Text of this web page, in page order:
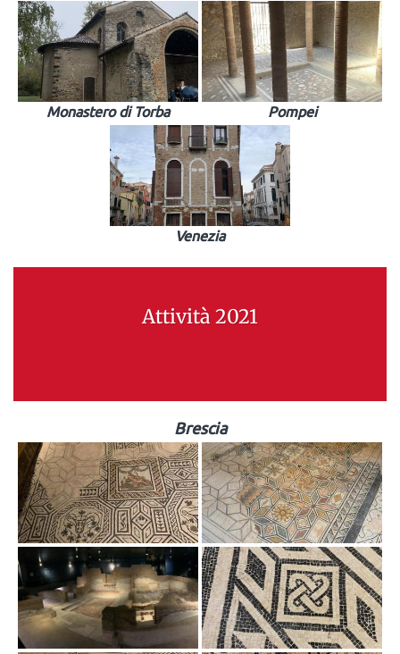
Monastero di Torba Pompei
Venezia
Attività 2021
Brescia